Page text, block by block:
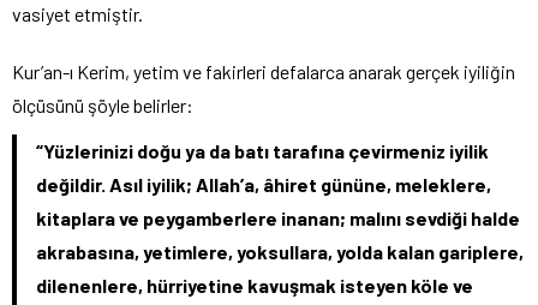
vasiyet etmiştir.
Kur’an-ı Kerim, yetim ve fakirleri defalarca anarak gerçek iyiliğin
ölçüsünü şöyle belirler:
“Yüzlerinizi doğu ya da batı tarafına çevirmeniz iyilik
değildir. Asıl iyilik; Allah’a, âhiret gününe, meleklere,
kitaplara ve peygamberlere inanan; malını sevdiği halde
akrabasına, yetimlere, yoksullara, yolda kalan gariplere,
dilenenlere, hürriyetine kavuşmak isteyen köle ve